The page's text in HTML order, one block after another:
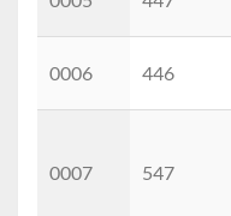
0006 446
0007 547